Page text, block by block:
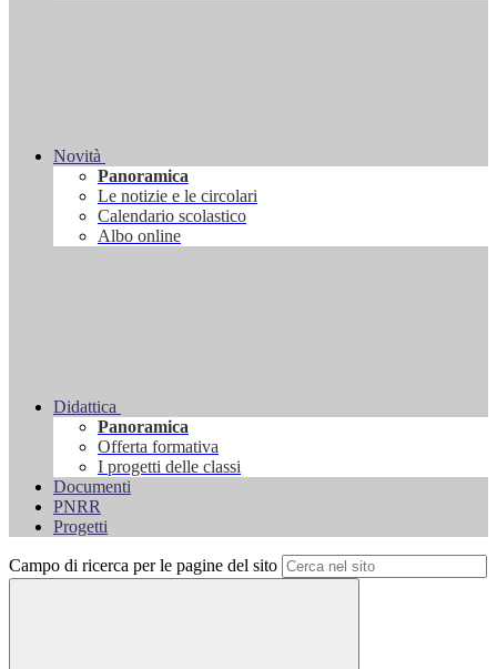
Novità
Panoramica
Le notizie e le circolari
Calendario scolastico
Albo online
Didattica
Panoramica
Offerta formativa
I progetti delle classi
Documenti
PNRR
Progetti
Campo di ricerca per le pagine del sito